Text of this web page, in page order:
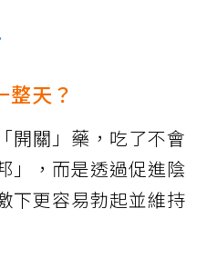
整天？
開關」藥，吃了不會
」，而是透過促進陰
下更容易勃起並維持